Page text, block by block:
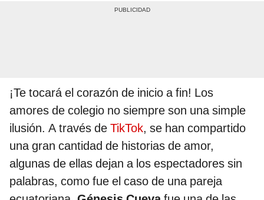
¡Te tocará el corazón de inicio a fin! Los
amores de colegio no siempre son una simple
ilusión. A través de TikTok, se han compartido
una gran cantidad de historias de amor,
algunas de ellas dejan a los espectadores sin
palabras, como fue el caso de una pareja